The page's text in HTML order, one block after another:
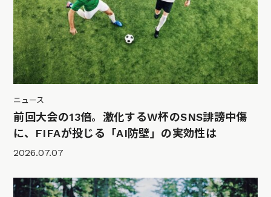
ニュース
前回大会の13倍。激化するW杯のSNS誹謗中傷
に、FIFAが投じる「AI防壁」の実効性は
2026.07.07